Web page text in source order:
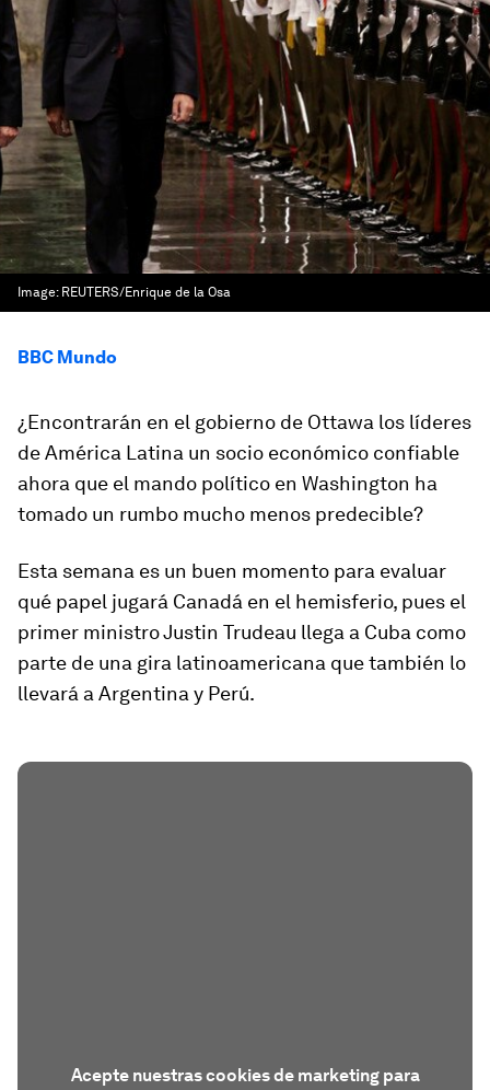
Image: REUTERS/Enrique de la Osa
BBC Mundo
¿Encontrarán en el gobierno de Ottawa los líderes
de América Latina un socio económico confiable
ahora que el mando político en Washington ha
tomado un rumbo mucho menos predecible?
Esta semana es un buen momento para evaluar
qué papel jugará Canadá en el hemisferio, pues el
primer ministro Justin Trudeau llega a Cuba como
parte de una gira latinoamericana que también lo
llevará a Argentina y Perú.
Acepte nuestras cookies de marketing para